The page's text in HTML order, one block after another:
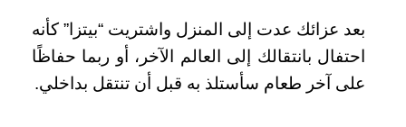
بعد عزائك عدت إلى المنزل واشتريت “بيتزا” كأنه
احتفال بانتقالك إلى العالم الآخر، أو ربما حفاظًا
على آخر طعام سأستلذ به قبل أن تنتقل بداخلي.